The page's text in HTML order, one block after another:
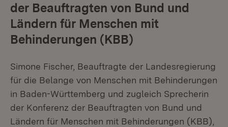
der Beauftragten von Bund und
Ländern für Menschen mit
Behinderungen (KBB)
Simone Fischer, Beauftragte der Landesregierung
für die Belange von Menschen mit Behinderungen
in Baden-Württemberg und zugleich Sprecherin
der Konferenz der Beauftragten von Bund und
Ländern für Menschen mit Behinderungen (KBB),